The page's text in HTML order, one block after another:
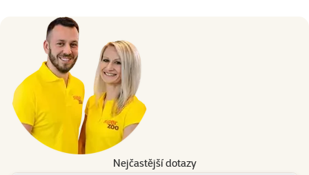
Nejčastější dotazy